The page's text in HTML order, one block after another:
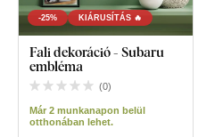
-25% KIÁRUSÍTÁS 🔥
Fali dekoráció - Subaru
embléma
(0)
Már 2 munkanapon belül
otthonában lehet.